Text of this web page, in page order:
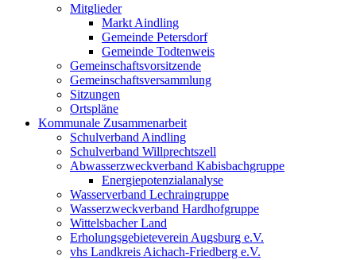
Mitglieder
Markt Aindling
Gemeinde Petersdorf
Gemeinde Todtenweis
Gemeinschaftsvorsitzende
Gemeinschaftsversammlung
Sitzungen
Ortspläne
Kommunale Zusammenarbeit
Schulverband Aindling
Schulverband Willprechtszell
Abwasserzweckverband Kabisbachgruppe
Energiepotenzialanalyse
Wasserverband Lechraingruppe
Wasserzweckverband Hardhofgruppe
Wittelsbacher Land
Erholungsgebieteverein Augsburg e.V.
vhs Landkreis Aichach-Friedberg e.V.